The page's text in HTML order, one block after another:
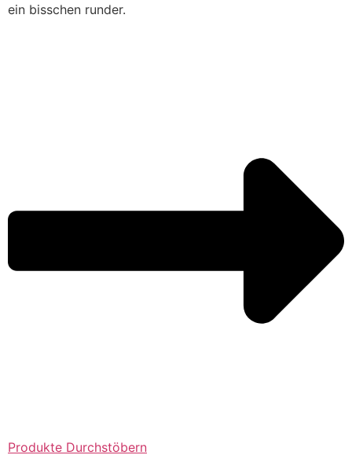
ein bisschen runder.
Produkte Durchstöbern